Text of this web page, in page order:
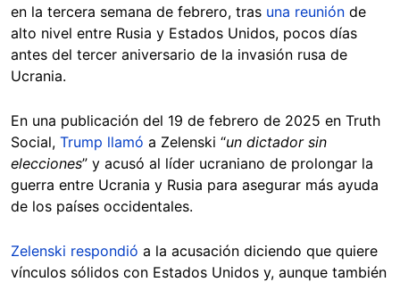
en la tercera semana de febrero, tras una reunión de
alto nivel entre Rusia y Estados Unidos, pocos días
antes del tercer aniversario de la invasión rusa de
Ucrania.
En una publicación del 19 de febrero de 2025 en Truth
Social, Trump llamó a Zelenski “un dictador sin
elecciones” y acusó al líder ucraniano de prolongar la
guerra entre Ucrania y Rusia para asegurar más ayuda
de los países occidentales.
Zelenski respondió a la acusación diciendo que quiere
vínculos sólidos con Estados Unidos y, aunque también